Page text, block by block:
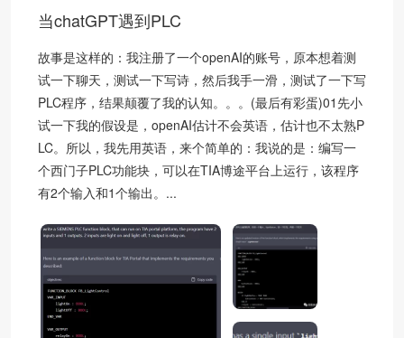
当chatGPT遇到PLC
故事是这样的：我注册了一个openAI的账号，原本想着测
试一下聊天，测试一下写诗，然后我手一滑，测试了一下写
PLC程序，结果颠覆了我的认知。。。(最后有彩蛋)01先小
试一下我的假设是，openAI估计不会英语，估计也不太熟P
LC。所以，我先用英语，来个简单的：我说的是：编写一
个西门子PLC功能块，可以在TIA博途平台上运行，该程序
有2个输入和1个输出。...